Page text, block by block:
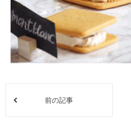
前の記事